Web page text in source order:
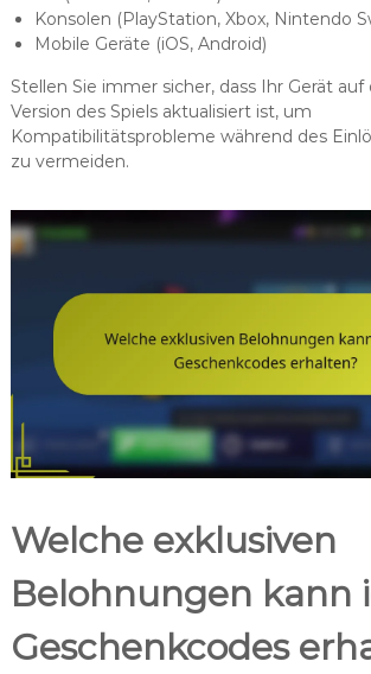
Konsolen (PlayStation, Xbox, Nintendo
Mobile Geräte (iOS, Android)
Stellen Sie immer sicher, dass Ihr Gerät
Version des Spiels aktualisiert ist, um
Kompatibilitätsprobleme während des
zu vermeiden.
Welche exklusiven
Belohnungen kann
Geschenkcodes